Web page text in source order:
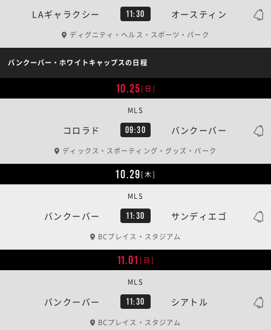
LAギャラクシー 11:30 オースティン
ディグニティ・ヘルス・スポーツ・パーク
バンクーバー・ホワイトキャップスの日程
10.25[日]
コロラド 09:30 バンクーバー
MLS
ディックス・スポーティング・グッズ・パーク
10.29[木]
バンクーバー 11:30 サンディエゴ
MLS
BCプレイス・スタジアム
11.01 [日]
バンクーバー 11:30 シアトル
MLS
BCプレイス・スタジアム